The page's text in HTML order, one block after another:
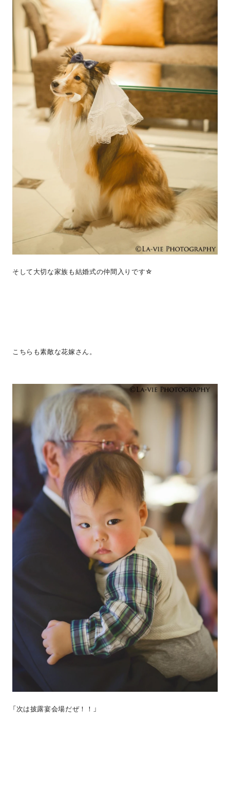
そして大切な家族も結婚式の仲間入りです☆
こちらも素敵な花嫁さん。
「次は披露宴会場だぜ！！」